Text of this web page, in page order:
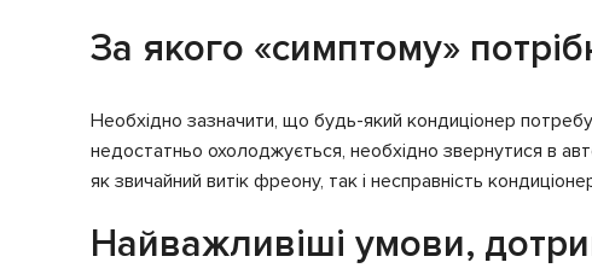
За якого «симптому»
Необхідно зазначити, що будь-який кондиціонер
недостатньо охолоджується, необхідно звернутися в
як звичайний витік фреону, так і несправність
Найважливіші умови,